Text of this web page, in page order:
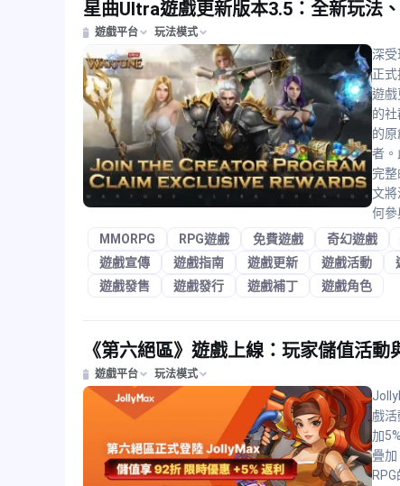
星曲Ultra遊戲更新版本3.5：全新玩法
遊戲平台 玩法模式
深受
正
遊戲
的
的
者。
完整
文將
何參
MMORPG
RPG遊戲 免費遊戲 奇幻遊戲
遊戲宣傳
遊戲指南 遊戲更新 遊戲活動
遊戲發售
遊戲發行 遊戲補丁 遊戲角色
《第六絕區》遊戲上線：玩家儲值活動
遊戲平台 玩法模式
戲
加
疊